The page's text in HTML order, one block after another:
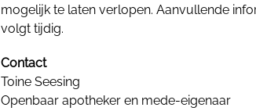
mogelijk te laten verlopen. Aanvullende
volgt tijdig.
Contact
Toine Seesing
Openbaar apotheker en mede-eigenaar